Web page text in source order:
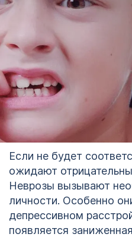
Если не будет
ожидают
Неврозы вызывают
личности. Особенно
депрессивном
появляется